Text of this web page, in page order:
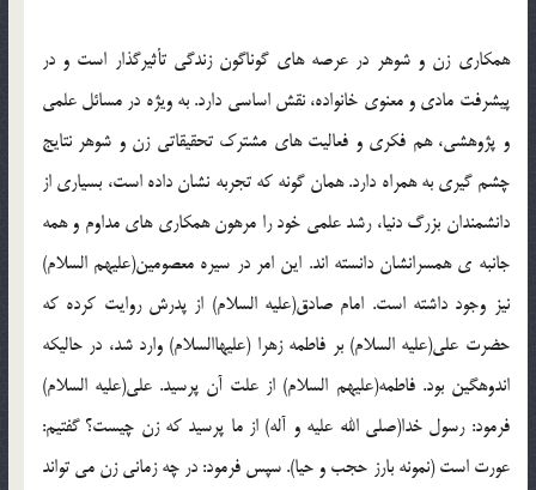
همکاري زن و شوهر در عرصه هاي گوناگون زندگي تأثيرگذار است و در
پيشرفت مادي و معنوي خانواده، نقش اساسي دارد. به ويژه در مسائل علمي
و پژوهشي، هم فکري و فعاليت هاي مشترک تحقيقاتي زن و شوهر نتايج
چشم گيري به همراه دارد. همان گونه که تجربه نشان داده است، بسياري از
دانشمندان بزرگ دنيا، رشد علمي خود را مرهون همکاري هاي مداوم و همه
جانبه ي همسرانشان دانسته اند. اين امر در سيره معصومين(عليهم السلام)
نيز وجود داشته است. امام صادق(عليه السلام) از پدرش روايت کرده که
حضرت علي(عليه السلام) بر فاطمه زهرا (عليهاالسلام) وارد شد، در حاليکه
اندوهگين بود. فاطمه(عليهم السلام) از علت آن پرسيد. علي(عليه السلام)
فرمود: رسول خدا(صلي الله عليه و آله) از ما پرسيد که زن چيست؟ گفتيم:
عورت است (نمونه بارز حجب و حيا). سپس فرمود: در چه زماني زن مي تواند